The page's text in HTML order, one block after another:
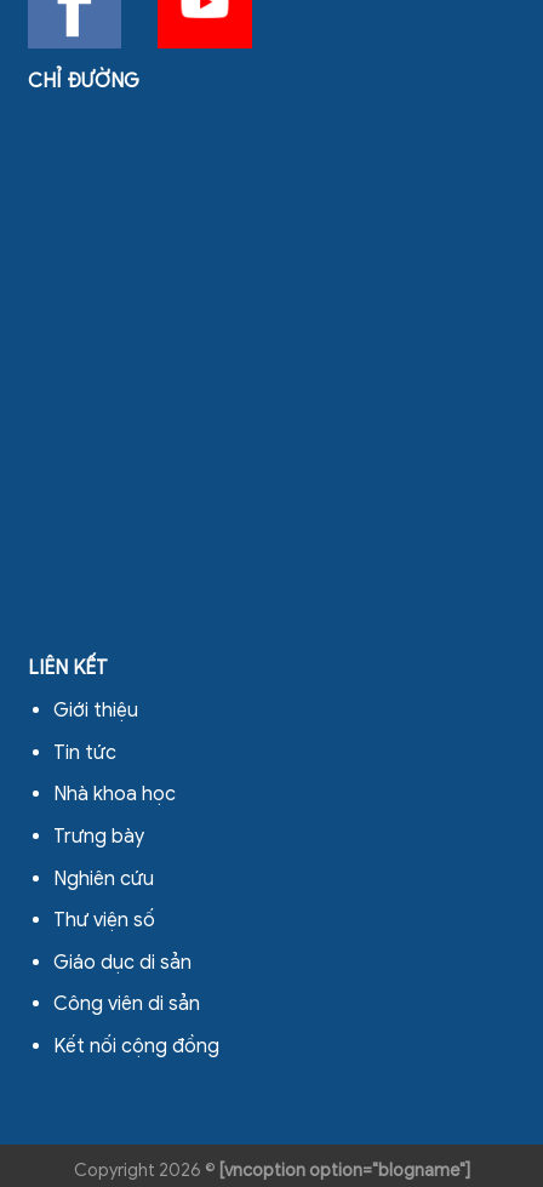
CHỈ ĐƯỜNG
LIÊN KẾT
Giới thiệu
Tin tức
Nhà khoa học
Trưng bày
Nghiên cứu
Thư viện số
Giáo dục di sản
Công viên di sản
Kết nối cộng đồng
Copyright 2026 © [vncoption option="blogname"]